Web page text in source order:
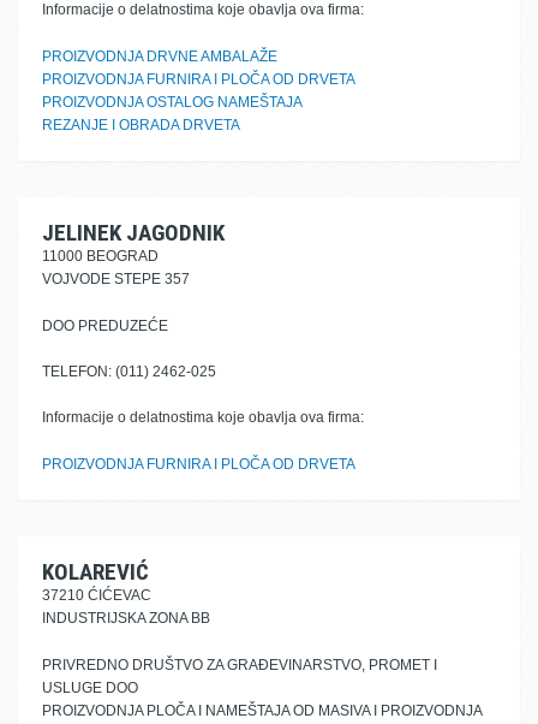
Informacije o delatnostima koje obavlja ova firma:
PROIZVODNJA DRVNE AMBALAŽE
PROIZVODNJA FURNIRA I PLOČA OD DRVETA
PROIZVODNJA OSTALOG NAMEŠTAJA
REZANJE I OBRADA DRVETA
JELINEK JAGODNIK
11000 BEOGRAD
VOJVODE STEPE 357
DOO PREDUZEĆE
TELEFON: (011) 2462-025
Informacije o delatnostima koje obavlja ova firma:
PROIZVODNJA FURNIRA I PLOČA OD DRVETA
KOLAREVIĆ
37210 ĆIĆEVAC
INDUSTRIJSKA ZONA BB
PRIVREDNO DRUŠTVO ZA GRAĐEVINARSTVO, PROMET I
USLUGE DOO
PROIZVODNJA PLOČA I NAMEŠTAJA OD MASIVA I PROIZVODNJA